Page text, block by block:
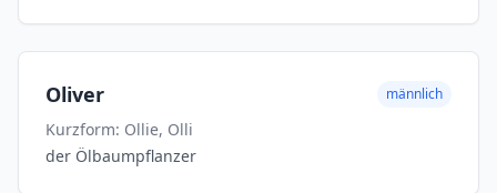
Oliver männlich
Kurzform: Ollie, Olli
der Ölbaumpflanzer